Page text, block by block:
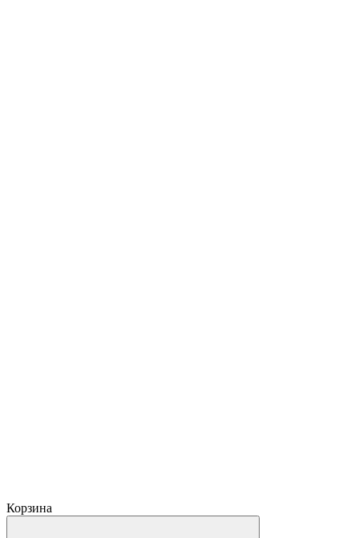
Корзина